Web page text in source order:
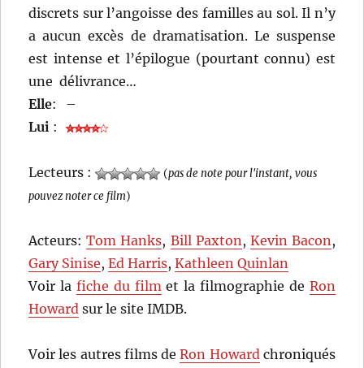
discrets sur l’angoisse des familles au sol. Il n’y
a aucun excès de dramatisation. Le suspense
est intense et l’épilogue (pourtant connu) est
une délivrance…
Elle:
–
Lui :
Lecteurs : (pas de note pour l'instant, vous
pouvez noter ce film)
Acteurs:Tom Hanks, Bill Paxton, Kevin Bacon,
Gary Sinise,Ed Harris,Kathleen Quinlan
Voir la fiche du filmet la filmographie de Ron
Howard sur le site IMDB.
Voir les autres films deRon Howardchroniqués